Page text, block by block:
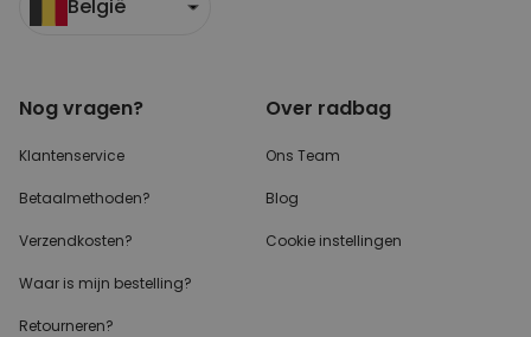
België
Nog vragen?
Klantenservice
Betaalmethoden?
Verzendkosten?
Waar is mijn bestelling?
Retourneren?
Over radbag
Ons Team
Blog
Cookie instellingen